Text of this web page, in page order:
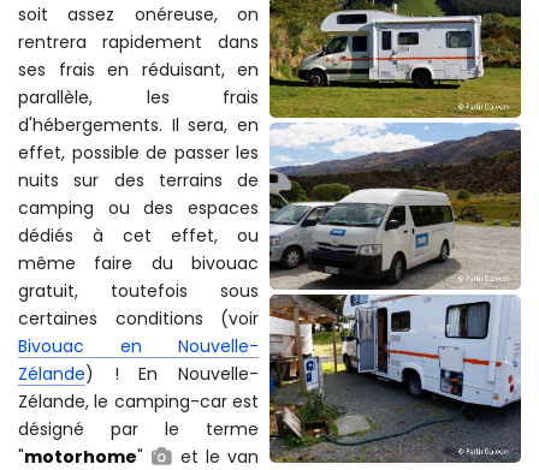
soit assez onéreuse, on
rentrera rapidement dans
ses frais en réduisant, en
parallèle, les frais
d'hébergements. Il sera, en
effet, possible de passer les
nuits sur des terrains de
camping ou des espaces
dédiés à cet effet, ou
même faire du bivouac
gratuit, toutefois sous
certaines conditions (voir
Bivouac en Nouvelle-
Zélande) ! En Nouvelle-
Zélande, le camping-car est
désigné par le terme
"motorhome"
et le van